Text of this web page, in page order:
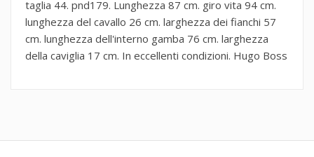
taglia 44. pnd179. Lunghezza 87 cm. giro vita 94 cm.
lunghezza del cavallo 26 cm. larghezza dei fianchi 57
cm. lunghezza dell'interno gamba 76 cm. larghezza
della caviglia 17 cm. In eccellenti condizioni. Hugo Boss